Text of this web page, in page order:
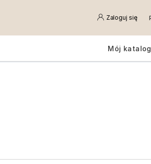
Zaloguj się
Mój katalog